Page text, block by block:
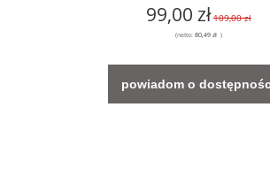
99,00 zł 109,00 zł
(netto: 80,49 zł )
powiadom o